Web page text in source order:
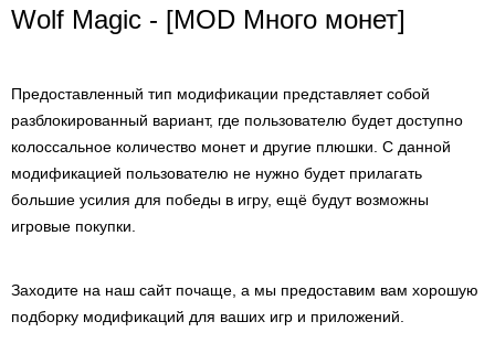
Wolf Magic - [MOD Много монет]
Предоставленный тип модификации представляет собой
разблокированный вариант, где пользователю будет доступно
колоссальное количество монет и другие плюшки. С данной
модификацией пользователю не нужно будет прилагать
большие усилия для победы в игру, ещё будут возможны
игровые покупки.
Заходите на наш сайт почаще, а мы предоставим вам хорошую
подборку модификаций для ваших игр и приложений.